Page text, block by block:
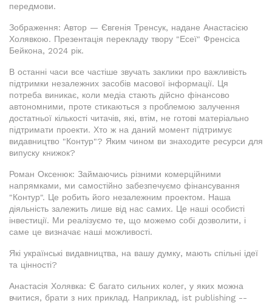
передмови.
Зображення: Автор — Євгенія Тренсук, надане Анастасією
Холявкою. Презентація перекладу твору "Есеї" Френсіса
Бейкона, 2024 рік.
В останні часи все частіше звучать заклики про важливість
підтримки незалежних засобів масової інформації. Ця
потреба виникає, коли медіа стають дійсно фінансово
автономними, проте стикаються з проблемою залучення
достатньої кількості читачів, які, втім, не готові матеріально
підтримати проекти. Хто ж на даний момент підтримує
видавництво "Контур"? Яким чином ви знаходите ресурси для
випуску книжок?
Роман Оксенюк: Займаючись різними комерційними
напрямками, ми самостійно забезпечуємо фінансування
"Контур". Це робить його незалежним проектом. Наша
діяльність залежить лише від нас самих. Це наші особисті
інвестиції. Ми реалізуємо те, що можемо собі дозволити, і
саме це визначає наші можливості.
Які українські видавництва, на вашу думку, мають спільні ідеї
та цінності?
Анастасія Холявка: Є багато сильних колег, у яких можна
вчитися, брати з них приклад. Наприклад, ist publishing --